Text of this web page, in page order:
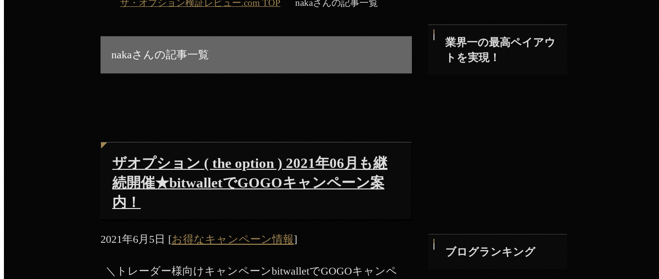
ザ・オプション検証レビュー.com TOP nakaさんの記事一覧
nakaさんの記事一覧
ザオプション ( the option ) 2021年06月も継
続開催★bitwalletでGOGOキャンペーン案
内！
2021年6月5日[お得なキャンペーン情報]
＼トレーダー様向けキャンペーンbitwalletでGOGOキャンペ
業界一の最高ペイアウ
トを実現！
ブログランキング